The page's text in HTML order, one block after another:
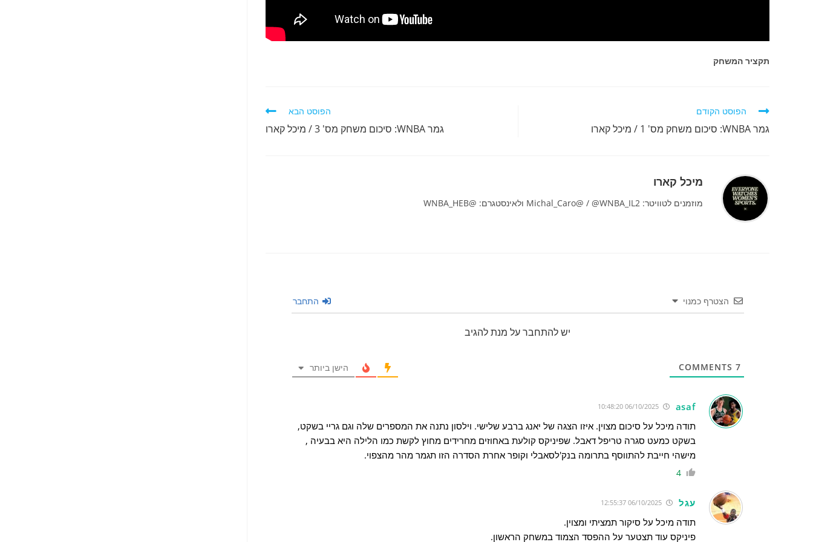
תקציר המשחק
לקרוא
נוספים
הפוסט הקודם
גמר WNBA: סיכום משחק מס' 1 / מיכל קארו
הפוסט הבא
גמר WNBA: סיכום משחק מס' 3 / מיכל קארו
מיכל קארו
מוזמנים לטוויטר: Michal_Caro@ / @WNBA_IL2 ולאינסטגרם: @WNBA_HEB
הצטרף כמנוי התחבר
יש להתחבר על מנת להגיב
7 הישן ביותר
asaf
06/10/2025 10:48:20
תודה מיכל על סיכום מצוין. איזו הצגה של יאנג ברבע שלישי. וילסון נתנה את המספרים שלה וגם גריי בשקט,
בשקט כמעט סגרה טריפל דאבל. שפיניקס קולעת באחוזים מחרידים מחוץ לקשת כמו הלילה היא בבעיה ,
מישהי חייבת להתווסף בתרומה בנק'לסאבלי וקופר אחרת הסדרה הזו תגמר מהר מהצפוי.
4
עגל
תודה מיכל על סיקור תמציתי ומצוין.
פיניקס עוד תצטער על ההפסד הצמוד במשחק הראשון.